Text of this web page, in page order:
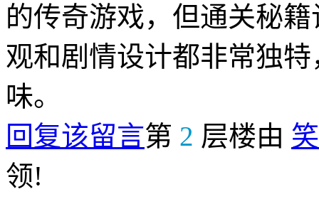
的传奇游戏，但通关秘
观和剧情设计都非常独
味。
回复该留言第 2 层楼由
领!